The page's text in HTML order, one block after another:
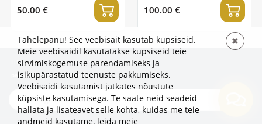
50.00 € 100.00 €
Liitu uudiskirjaga, et olla esimene, kes kuuleb
pakkumistest ja uudistest!
Tähelepanu! See veebisait kasutab küpsiseid.
Meie veebisaidil kasutatakse küpsiseid teie
sirvimiskogemuse parendamiseks ja
isikupärastatud teenuste pakkumiseks.
Veebisaidi kasutamist jätkates nõustute
küpsiste kasutamisega. Te saate neid seadeid
hallata ja lisateavet selle kohta, kuidas me teie
andmeid kasutame, leida meie
✖